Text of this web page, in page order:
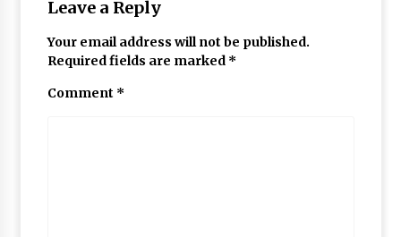
Leave a Reply
Your email address will not be published.
Required fields are marked *
Comment *